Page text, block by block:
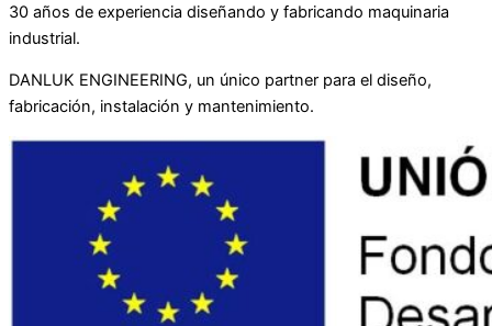
30 años de experiencia diseñando y fabricando maquinaria
industrial.
DANLUK ENGINEERING, un único partner para el diseño,
fabricación, instalación y mantenimiento.